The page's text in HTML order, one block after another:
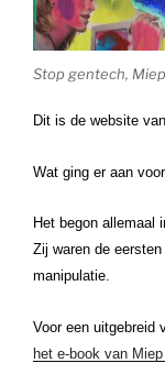
Stop gentech,
Dit is de website
Wat ging er aan
Het begon allemaal
Zij waren de
manipulatie.
Voor een uitgebreid
het e-book van